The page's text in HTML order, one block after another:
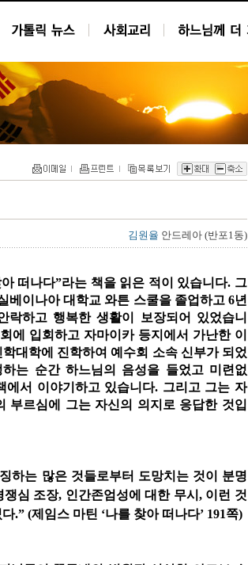
김원율 안드레아 (반포1동)
떠나다”라는 책을 읽은 적이 있습니다. 그
베이나아 대학교 와튼 스쿨을 졸업하고 6년
락하고 행복한 생활이 보장되어 있었습니
에 입회하고 자마이카 등지에서 가난한 이
대학에 진학하여 예수회 소속 신부가 되었
는 순간 하느님의 음성을 들었고 미련없
에서 이야기하고 있습니다. 그리고 그는 자
부르심에 그는 자신의 의지로 응답한 것입
하는 많은 것들로부터 도망치는 것이 분명
심 조장, 인간존엄성에 대한 무시, 이런 것
.” (제임스 마틴 ‘나를 찾아 떠나다’ 191쪽)